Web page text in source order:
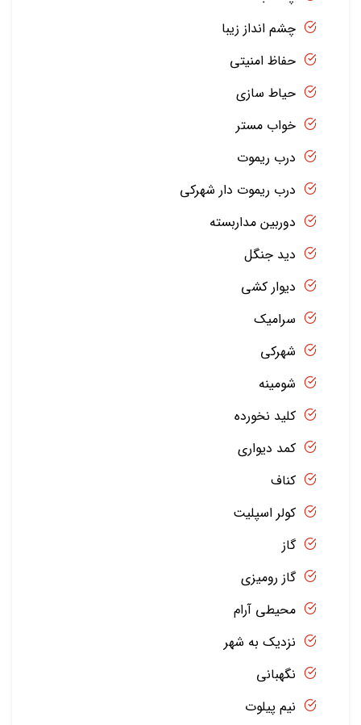
چشم انداز زیبا
حفاظ امنیتی
حیاط سازی
خواب مستر
درب ریموت
درب ریموت دار شهرکی
دوربین مداربسته
دید جنگل
دیوار کشی
سرامیک
شهرکی
شومینه
کلید نخورده
کمد دیواری
کناف
کولر اسپلیت
گاز
گاز رومیزی
محیطی آرام
نزدیک به شهر
نگهبانی
نیم پیلوت